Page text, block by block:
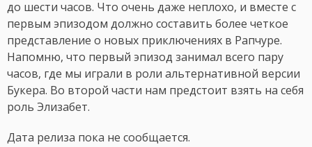
до шести часов. Что очень даже неплохо, и вместе с
первым эпизодом должно составить более четкое
представление о новых приключениях в Рапчуре.
Напомню, что первый эпизод занимал всего пару
часов, где мы играли в роли альтернативной версии
Букера. Во второй части нам предстоит взять на себя
роль Элизабет.
Дата релиза пока не сообщается.